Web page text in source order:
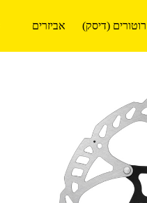
רוטורים (דיסק) אביזרים